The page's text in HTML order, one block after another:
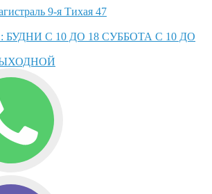
9-я Тихая 47
С 10 ДО 18 СУББОТА С 10 ДО